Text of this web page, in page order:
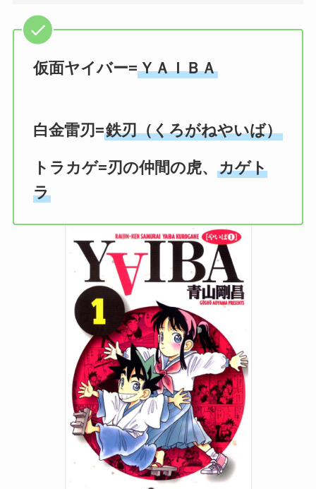
仮面ヤイバー=ＹＡＩＢＡ
白金雷刃=鉄刃（くろがねやいば）
トラカゲ=刃の仲間の虎、 カゲト
ラ